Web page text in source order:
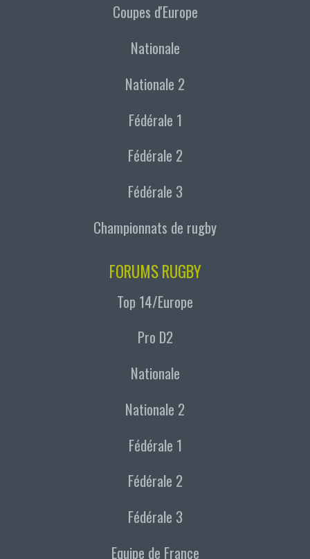
Coupes d'Europe
Nationale
Nationale 2
Fédérale 1
Fédérale 2
Fédérale 3
Championnats de rugby
FORUMS RUGBY
Top 14/Europe
Pro D2
Nationale
Nationale 2
Fédérale 1
Fédérale 2
Fédérale 3
Equipe de France